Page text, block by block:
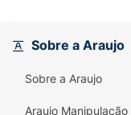
Conservar
local seco e
Sobre a Araujo
Sobre a Araujo
Araujo Manipulação